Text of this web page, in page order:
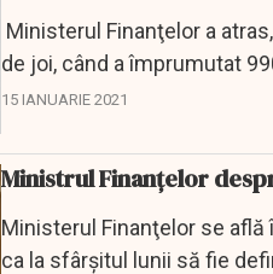
Ministerul Finanţelor a
de joi, când a împrumutat
emisiune...
15 IANUARIE 2021
Ministrul Finanțelor
Ministerul Finanţelor se
ca la sfârşitul lunii să fie